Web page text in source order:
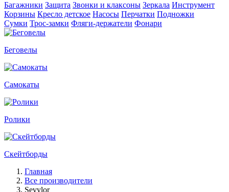
Багажники Защита Звонки и клаксоны Зеркала Инструмент
Корзины Кресло детское Насосы Перчатки Подножки
Сумки Трос-замки Фляги-держатели Фонари
Беговелы
Самокаты
Ролики
Скейтборды
Главная
Все производители
Sevylor